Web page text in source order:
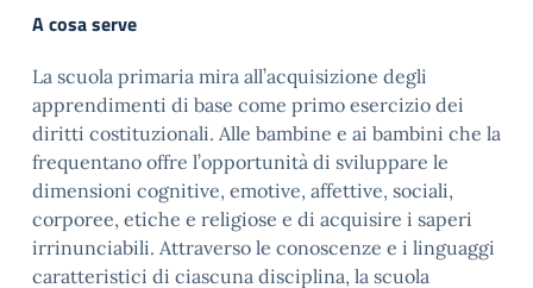
A cosa serve
La scuola primaria mira all’acquisizione degli
apprendimenti di base come primo esercizio dei
diritti costituzionali. Alle bambine e ai bambini che la
frequentano offre l’opportunità di sviluppare le
dimensioni cognitive, emotive, affettive, sociali,
corporee, etiche e religiose e di acquisire i saperi
irrinunciabili. Attraverso le conoscenze e i linguaggi
caratteristici di ciascuna disciplina, la scuola